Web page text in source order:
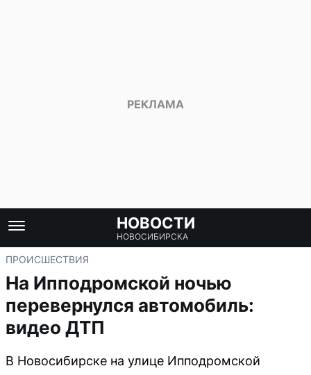
НОВОСТИ
НОВОСИБИРСКА
ПРОИСШЕСТВИЯ
На Ипподромской ночью
перевернулся автомобиль:
видео ДТП
В Новосибирске на улице Ипподромской